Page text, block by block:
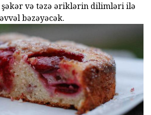
şəkər və təzə əriklərin dilimləri ilə
bəzəyəcək.